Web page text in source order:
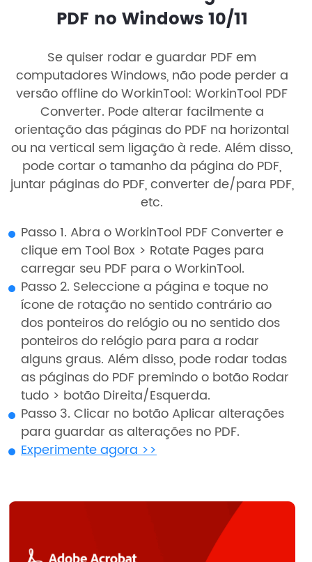
PDF no Windows 10/11
Se quiser rodar e guardar PDF em
computadores Windows, não pode perder a
versão offline do WorkinTool: WorkinTool PDF
Converter. Pode alterar facilmente a
orientação das páginas do PDF na horizontal
ou na vertical sem ligação à rede. Além disso,
pode cortar o tamanho da página do PDF,
juntar páginas do PDF, converter de/para PDF,
etc.
Passo 1. Abra o WorkinTool PDF Converter e
clique em Tool Box > Rotate Pages para
carregar seu PDF para o WorkinTool.
Passo 2. Seleccione a página e toque no
ícone de rotação no sentido contrário ao
dos ponteiros do relógio ou no sentido dos
ponteiros do relógio para para a rodar
alguns graus. Além disso, pode rodar todas
as páginas do PDF premindo o botão Rodar
tudo > botão Direita/Esquerda.
Passo 3. Clicar no botão Aplicar alterações
para guardar as alterações no PDF.
Experimente agora >>